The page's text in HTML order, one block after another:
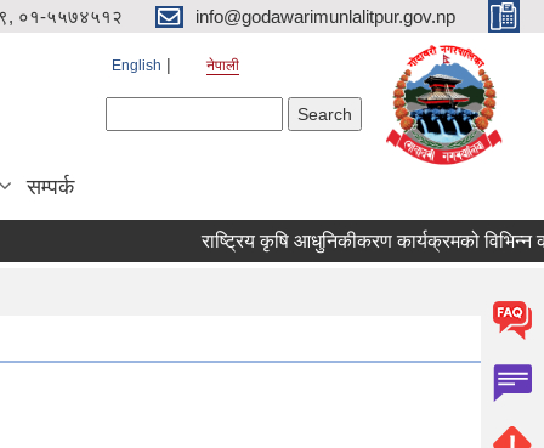
०१-५५७४५१२ info@godawarimunlalitpur.gov.np
English नेपाली
सम्पर्क